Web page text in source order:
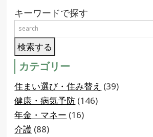
キーワードで探す
カテゴリー
住まい選び・住み替え (39)
健康・病気予防 (146)
年金・マネー (16)
介護 (88)